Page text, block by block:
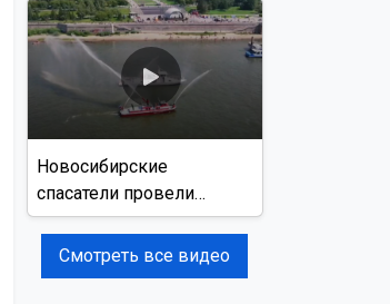
Новосибирские
спасатели провели
учения на реке Обь
Смотреть все видео